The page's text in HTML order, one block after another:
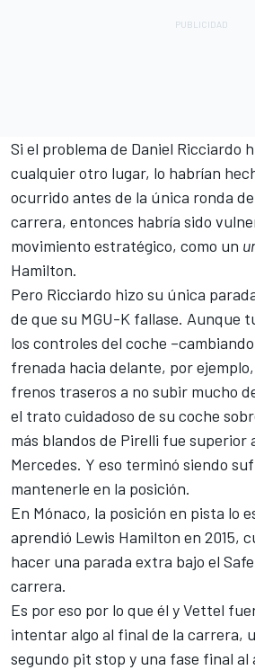
Si el problema de Daniel Ricciardo
cualquier otro lugar, lo habrían
ocurrido antes de la única ronda
carrera, entonces habría sido
movimiento estratégico, como un
Hamilton.
Pero Ricciardo hizo su única
de que su MGU-K fallase. Aunque
los controles del coche
frenada hacia delante, por
frenos traseros a no subir mucho
el trato cuidadoso de su coche
más blandos de Pirelli fue superior
Mercedes. Y eso terminó siendo
mantenerle en la posición.
En Mónaco, la posición en pista lo
aprendió Lewis Hamilton en 2015,
hacer una parada extra bajo el
carrera.
Es por eso por lo que él y Vettel
intentar algo al final de la carrera,
segundo pit stop y una fase final al